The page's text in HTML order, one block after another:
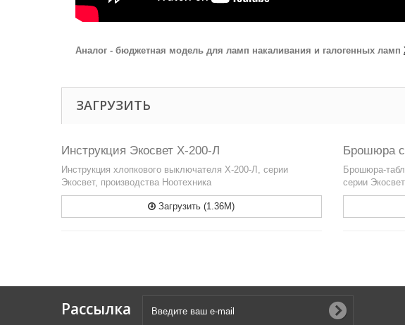
Аналог - бюджетная модель для ламп накаливания и галогенных ламп
ЗАГРУЗИТЬ
Инструкция Экосвет Х-200-Л
Инструкция хлопкового выключателя Х-200-Л, серии
Экосвет, производства Ноотехника
Загрузить (1.36M)
Брошюра
Брошюра-
серии
Рассылка